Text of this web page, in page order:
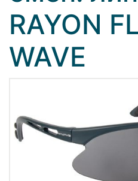
RAYON
WAVE